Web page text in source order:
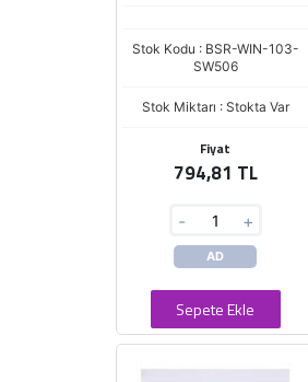
Stok Kodu : BSR-WIN-103-
SW506
Stok Miktarı : Stokta Var
Fiyat
794,81 TL
- +
AD
Sepete Ekle